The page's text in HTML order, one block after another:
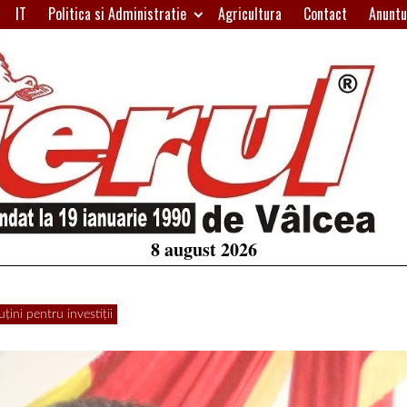
IT Politica si Administratie Agricultura Contact
8 august 2026
pentru investiții